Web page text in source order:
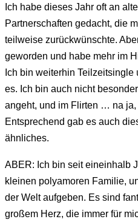
Ich habe dieses Jahr oft an
Partnerschaften gedacht, die
teilweise zurückwünschte.
geworden und habe mehr im
Ich bin weiterhin
es. Ich bin auch nicht
angeht, und im Flirten … na ja,
Entsprechend gab es auch
ähnliches.
ABER: Ich bin seit eineinhalb
kleinen polyamoren Familie,
der Welt aufgeben. Es sind
großem Herz, die immer für